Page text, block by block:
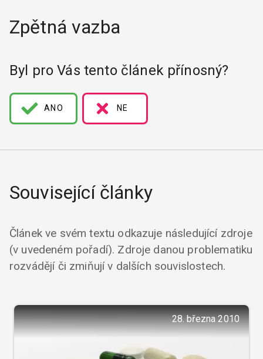
Zpětná vazba
Byl pro Vás tento článek přínosný?
ANO NE
Související články
Článek ve svém textu odkazuje následující zdroje
(v uvedeném pořadí). Zdroje danou problematiku
rozvádějí či zmiňují v dalších souvislostech.
28. března 2010